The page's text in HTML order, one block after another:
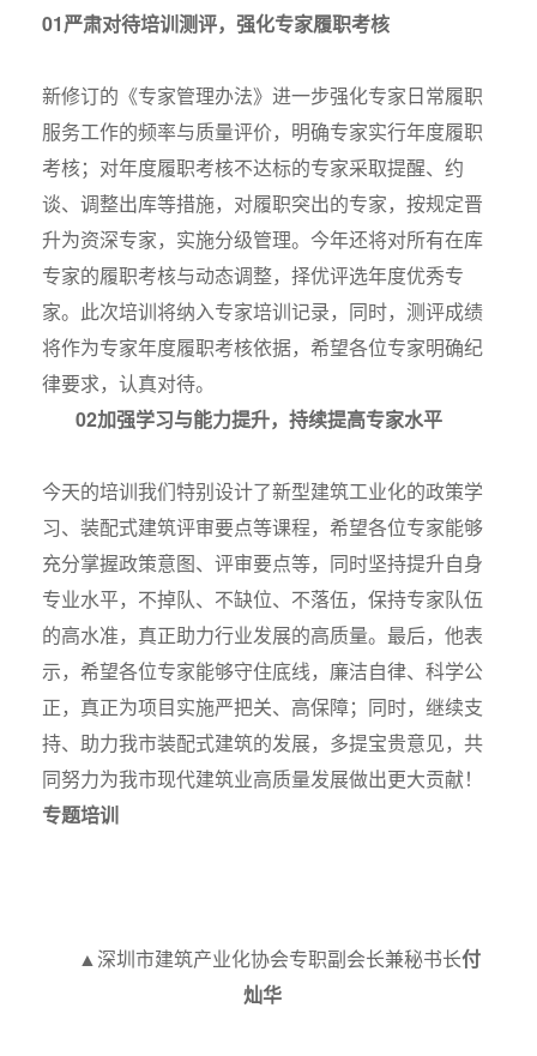
01严肃对待培训测评，强化专家履职考核
新修订的《专家管理办法》进一步强化专家日常履职
服务工作的频率与质量评价，明确专家实行年度履职
考核；对年度履职考核不达标的专家采取提醒、约
谈、调整出库等措施，对履职突出的专家，按规定晋
升为资深专家，实施分级管理。今年还将对所有在库
专家的履职考核与动态调整，择优评选年度优秀专
家。此次培训将纳入专家培训记录，同时，测评成绩
将作为专家年度履职考核依据，希望各位专家明确纪
律要求，认真对待。
02加强学习与能力提升，持续提高专家水平
今天的培训我们特别设计了新型建筑工业化的政策学
习、装配式建筑评审要点等课程，希望各位专家能够
充分掌握政策意图、评审要点等，同时坚持提升自身
专业水平，不掉队、不缺位、不落伍，保持专家队伍
的高水准，真正助力行业发展的高质量。最后，他表
示，希望各位专家能够守住底线，廉洁自律、科学公
正，真正为项目实施严把关、高保障；同时，继续支
持、助力我市装配式建筑的发展，多提宝贵意见，共
同努力为我市现代建筑业高质量发展做出更大贡献！
专题培训
▲深圳市建筑产业化协会专职副会长兼秘书长付
灿华